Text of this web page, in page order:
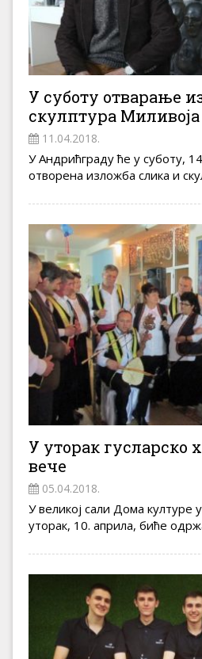
У суботу отварање
скулптура
11.04.2018.
У Андрићграду ће у суботу,
отворена изложба слика и
У уторак гусларско
вече
05.04.2018.
У великој сали Дома културе
уторак, 10. априла, биће